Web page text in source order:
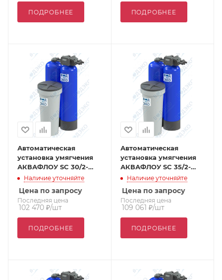
ПОДРОБНЕЕ ПОДРОБНЕЕ
Автоматическая
установка умягчения
АКВАФЛОУ SC 30/2-
VTT1Наличие уточняйте
Цена по запросу
Последняя цена
102 470 ₽/шт
ПОДРОБНЕЕ
Автоматическая
установка умягчения
АКВАФЛОУ SC 35/2-
VTT1Наличие уточняйте
Цена по запросу
Последняя цена
109 061 ₽/шт
ПОДРОБНЕЕ